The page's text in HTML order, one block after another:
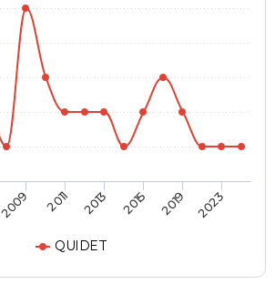
QUIDET
2009 2011 2013 2015 2019 2023